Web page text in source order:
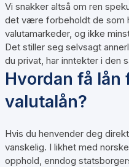
Vi snakker altså om ren
det være forbeholdt de som
valutamarkeder, og ikke
Det stiller seg selvsagt
du privat, har inntekter i den
Hvordan få lån
valutalån?
Hvis du henvender deg
vanskelig. I likhet med
opphold, enndog